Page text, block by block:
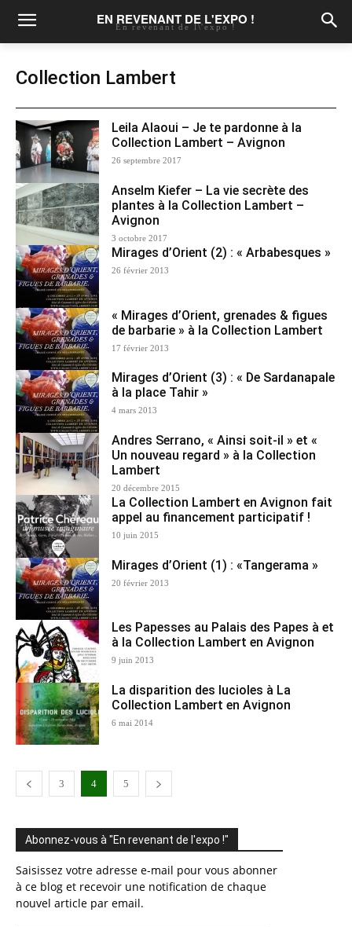
EN REVENANT DE L'EXPO !
En revenant de l\'expo !
Collection Lambert
Leila Alaoui – Je te pardonne à la
Collection Lambert – Avignon
26 septembre 2017
Anselm Kiefer – La vie secrète des
plantes à la Collection Lambert –
Avignon
3 octobre 2017
Mirages d’Orient (2) : « Arbabesques »
26 février 2013
« Mirages d’Orient, grenades & figues
de barbarie » à la Collection Lambert
17 février 2013
Mirages d’Orient (3) : « De Sardanapale
à la place Tahir »
4 mars 2013
Andres Serrano, « Ainsi soit-il » et «
Un nouveau regard » à la Collection
Lambert
20 décembre 2015
La Collection Lambert en Avignon fait
appel au financement participatif !
10 juin 2015
Mirages d’Orient (1) : «Tangerama »
20 février 2013
Les Papesses au Palais des Papes à et
à la Collection Lambert en Avignon
9 juin 2013
La disparition des lucioles à La
Collection Lambert en Avignon
6 mai 2014
3 4 5
Abonnez-vous à "En revenant de l'expo !"
Saisissez votre adresse e-mail pour vous abonner
à ce blog et recevoir une notification de chaque
nouvel article par email.